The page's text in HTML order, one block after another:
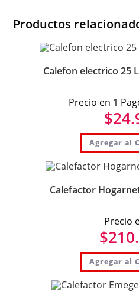
Productos
Calefon electrico 25
Precio en 1
$
Agregar al
Calefactor
Precio
$
Agregar al